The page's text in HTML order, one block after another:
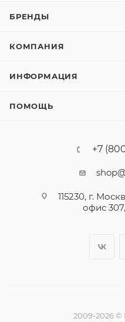
БРЕНДЫ
КОМПАНИЯ
ИНФОРМАЦИЯ
ПОМОЩЬ
+7
115230, г.
офис
2009-2026 ©